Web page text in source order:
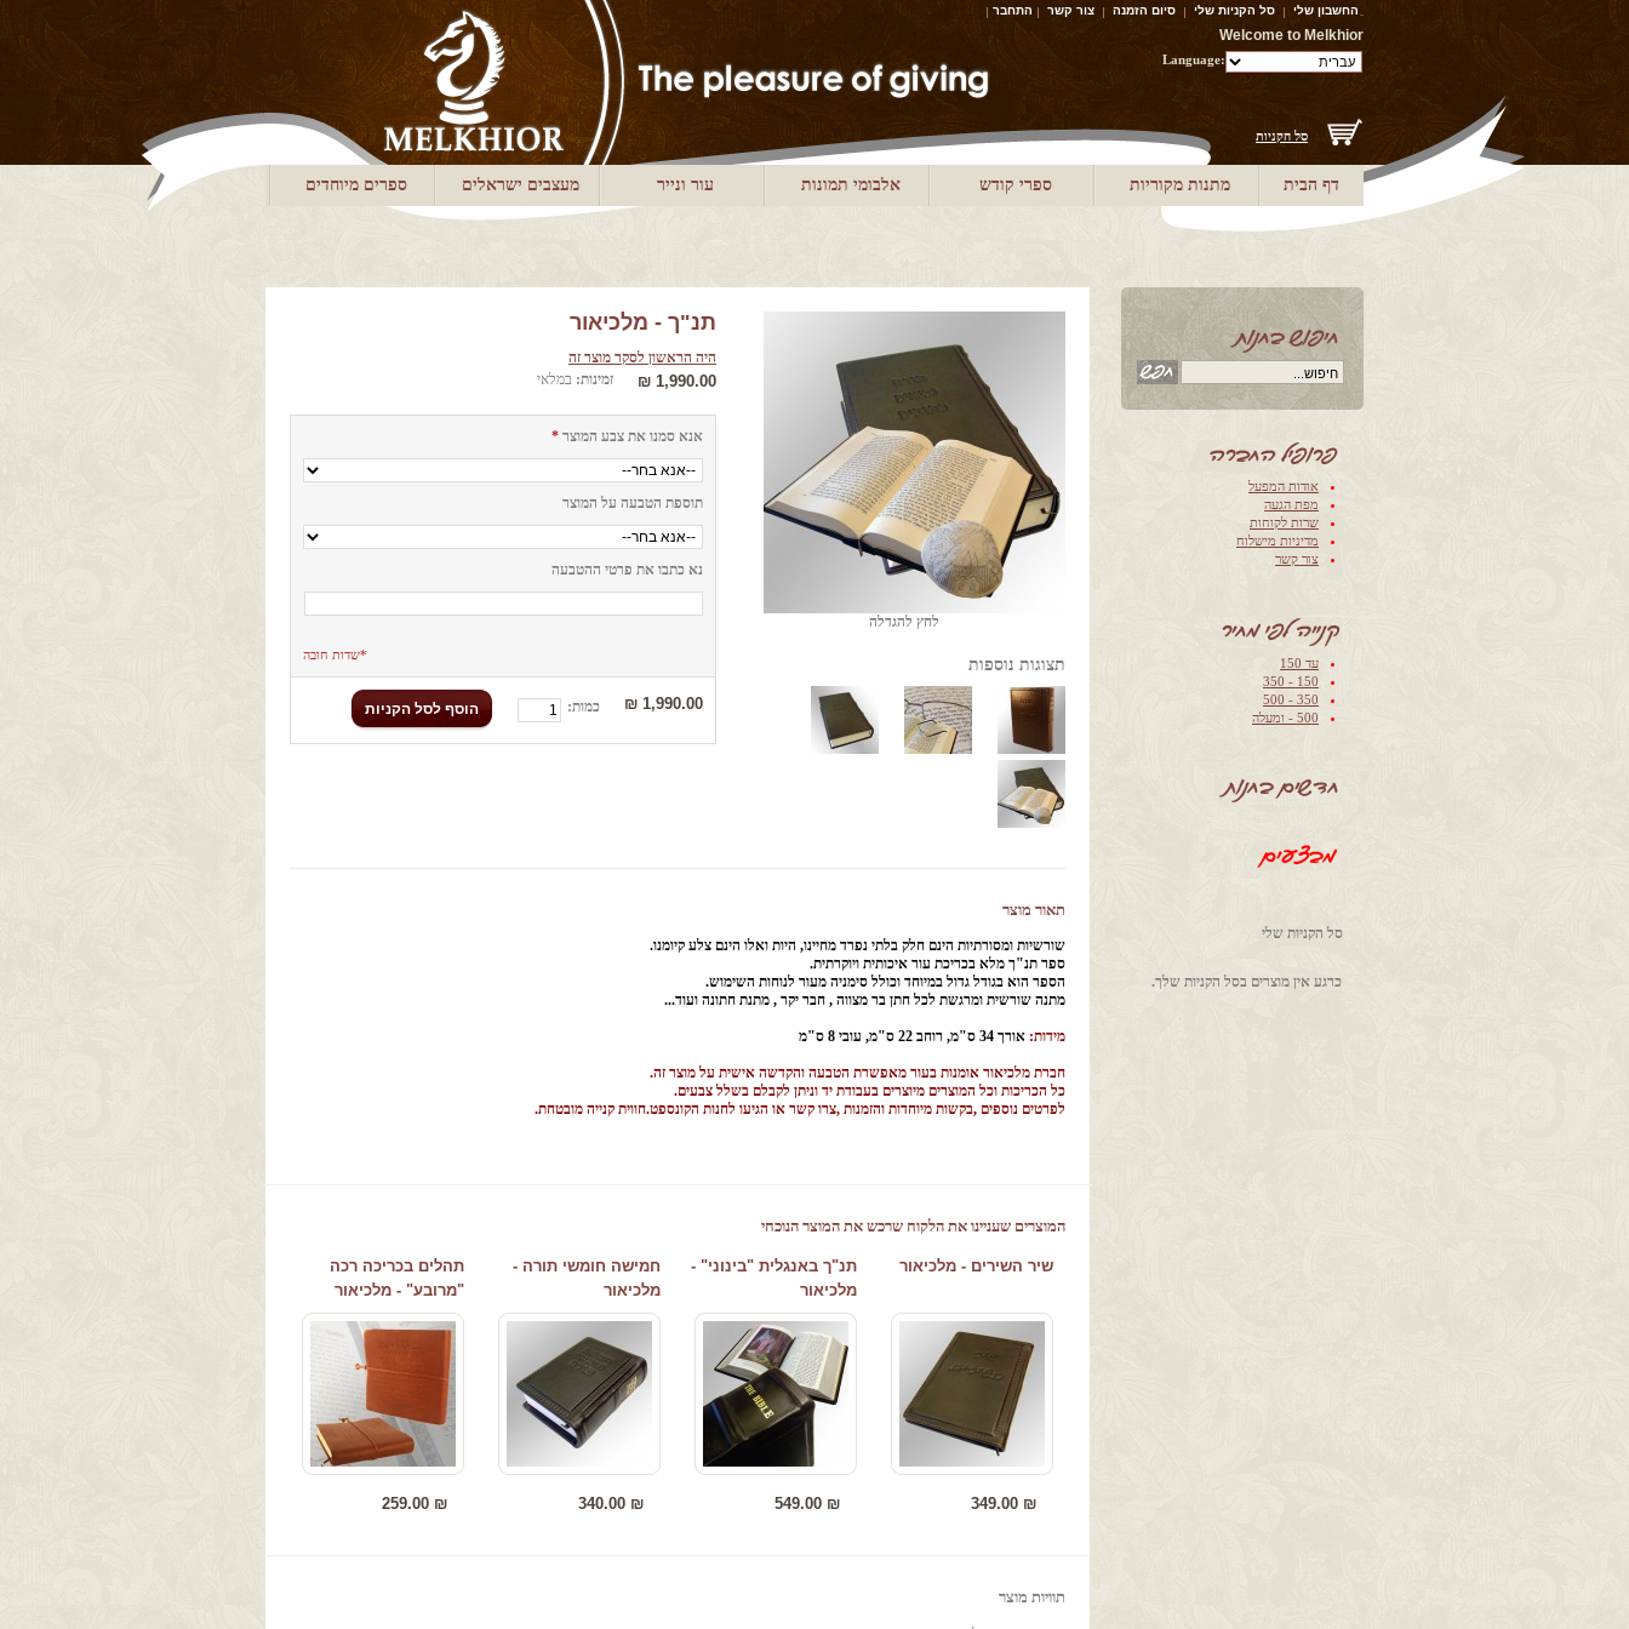
Welcome to Melkhior
Language:
סל הקניות
החשבון שלי סל הקניות שלי סיום הזמנה צור קשר התחבר
דף הבית מתנות מקוריות ספרי קודש אלבומי תמונות עור ונייר מעצבים ישראלים ספרים מיוחדים
‫אודות המפעל‬
‫מפת הגעה‬
‫שרות לקוחות‬
‫‫מדיניות מישלוח‬
‫‫‫צור קשר‬‬
עד 150
150 - 350
350 - 500
500 - ומעלה
סל הקניות שלי
כרגע אין מוצרים בסל הקניות שלך.
לחץ להגדלה
תצוגות נוספות
תנ"ך - מלכיאור
היה הראשון לסקר מוצר זה
1,990.00 ₪ זמינות: במלאי
אנא סמנו את צבע המוצר *
תוספת הטבעה על המוצר
נא כתבו את פרטי ההטבעה
*שדות חובה
1,990.00 ₪ כמות: הוסף לסל הקניות
תאור מוצר
שורשיות ומסורתיות הינם חלק בלתי נפרד מחיינו, היות ואלו הינם צלע קיומנו.
ספר תנ"ך מלא בכריכת עור איכותית ויוקרתית.
הספר הוא בגודל גדול במיוחד וכולל סימניה מעור לנוחות השימוש.
מתנה שורשית ומרגשת לכל חתן בר מצווה , חבר יקר , מתנת חתונה ועוד...
מידות: אורך 34 ס"מ, רוחב 22 ס"מ, עובי 8 ס"מ
חברת מלכיאור אומנות בעור מאפשרת הטבעה והקדשה אישית על מוצר זה.
כל הכריכות וכל המוצרים מיוצרים בעבודת יד וניתן לקבלם בשלל צבעים.
לפרטים נוספים ,בקשות מיוחדות והזמנות ,צרו קשר או הגיעו לחנות הקונספט.חווית קנייה מובטחת.
המוצרים שעניינו את הלקוח שרכש את המוצר הנוכחי
שיר השירים - מלכיאור
349.00 ₪
תנ"ך באנגלית "בינוני" -
מלכיאור
549.00 ₪
חמישה חומשי תורה -
מלכיאור
340.00 ₪
תהלים בכריכה רכה
"מרובע" - מלכיאור
259.00 ₪
תוויות מוצר